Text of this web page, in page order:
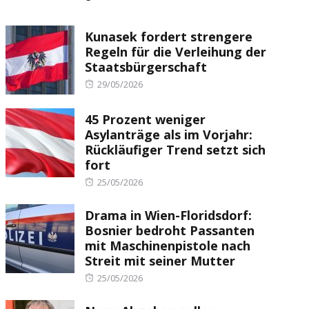
Kunasek fordert strengere
Regeln für die Verleihung der
Staatsbürgerschaft
Posted
29/05/2026
45 Prozent weniger
Asylanträge als im Vorjahr:
Rückläufiger Trend setzt sich
fort
Posted
25/05/2026
Drama in Wien-Floridsdorf:
Bosnier bedroht Passanten
mit Maschinenpistole nach
Streit mit seiner Mutter
Posted
25/05/2026